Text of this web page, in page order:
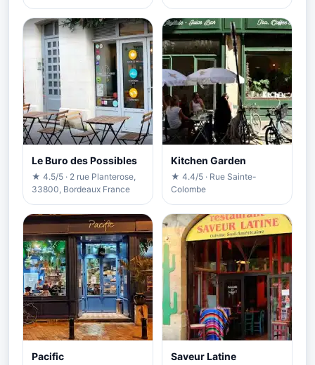
Le Buro des Possibles
★ 4.5/5 · 2 rue Planterose,
33800, Bordeaux France
Kitchen Garden
★ 4.4/5 · Rue Sainte-
Colombe
Pacific Saveur Latine